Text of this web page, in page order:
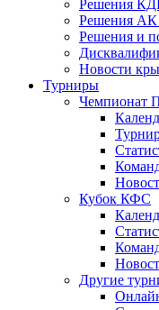
Решения
Решения
Решения и
Новости
Турниры
Чемпионат
Кубок КФС
Другие